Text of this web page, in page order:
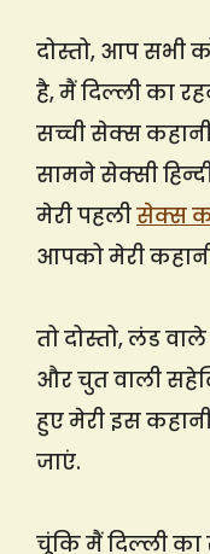
दोस्तो, आप सभी
है, मैं दिल्ली का
सच्ची सेक्स
सामने सेक्सी
मेरी पहलीसेक्स
आपको मेरी
तो दोस्तो, लंड
और चुत वाली
हुए मेरी इस
जाएं.
चूंकि मैं दिल्ली